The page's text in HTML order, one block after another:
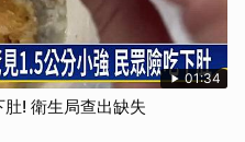
01:34
! 衛生局查出缺失